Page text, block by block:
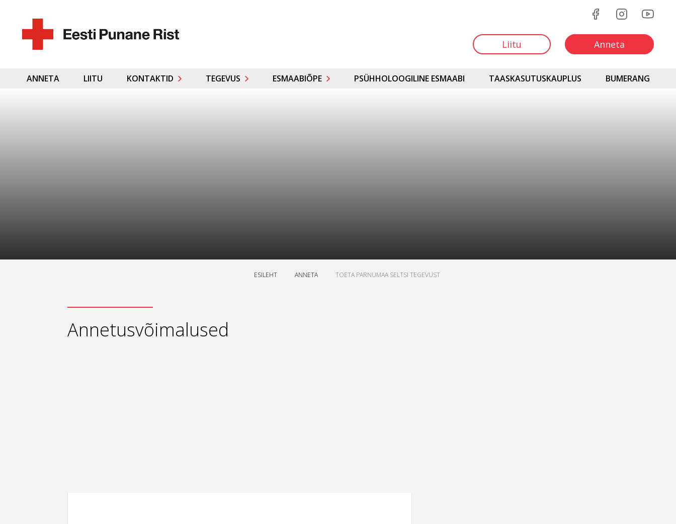
Liitu Anneta
ANNETA LIITU KONTAKTID TEGEVUS ESMAABIÕPE PSÜHHOLOOGILINE ESMAABI TAASKASUTUSKAUPLUS BUMERANG
ESILEHT ANNETA TOETA PARNUMAA SELTSI TEGEVUST
Annetusvõimalused